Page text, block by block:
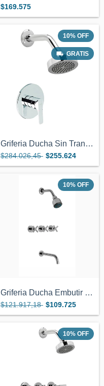
$169.575
10% OFF
GRATIS
Griferia Ducha Sin Transferencia Genebre...
$284.026,45 $255.624
10% OFF
Griferia Ducha Embutir Transferencia Nov...
$121.917,18 $109.725
10% OFF